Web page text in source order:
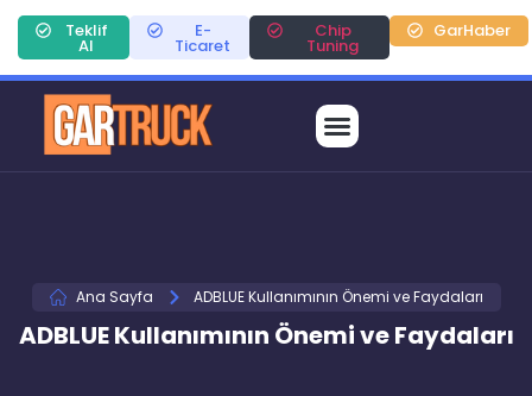
Teklif
Al
E-
Ticaret
Chip
Tuning
GarHaber
Ana Sayfa ADBLUE Kullanımının Önemi ve Faydaları
ADBLUE Kullanımının Önemi ve Faydaları